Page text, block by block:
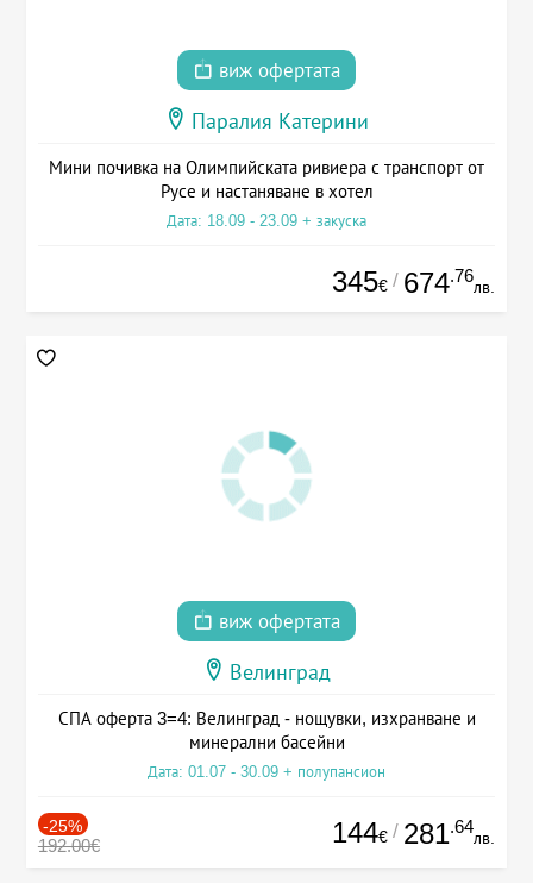
виж офертата
Паралия Катерини
Мини почивка на Олимпийската ривиера с транспорт от
Русе и настаняване в хотел
Дата: 18.09 - 23.09 + закуска
345€ / 674.76
лв.
виж офертата
Велинград
СПА оферта 3=4: Велинград - нощувки, изхранване и
минерални басейни
Дата: 01.07 - 30.09 + полупансион
-25%
192.00€ 144€ / 281.64
лв.